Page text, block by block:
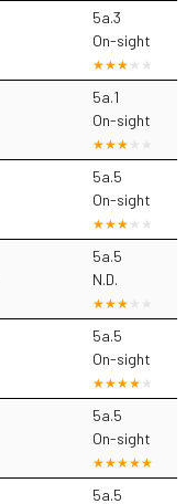
5a.3
On-sight
5a.1
On-sight
5a.5
On-sight
5a.5
N.D.
5a.5
On-sight
5a.5
On-sight
5a.5